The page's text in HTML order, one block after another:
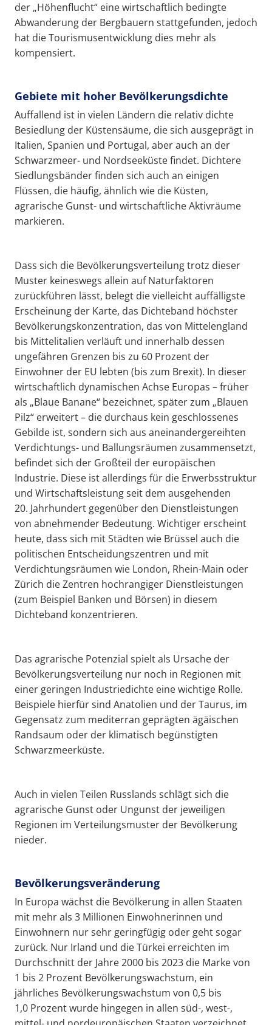
der „Höhenflucht“ eine wirtschaftlich bedingte
Abwanderung der Bergbauern stattgefunden, jedoch
hat die Tourismusentwicklung dies mehr als
kompensiert.
Gebiete mit hoher Bevölkerungsdichte
Auffallend ist in vielen Ländern die relativ dichte
Besiedlung der Küstensäume, die sich ausgeprägt in
Italien, Spanien und Portugal, aber auch an der
Schwarzmeer- und Nordseeküste findet. Dichtere
Siedlungsbänder finden sich auch an einigen
Flüssen, die häufig, ähnlich wie die Küsten,
agrarische Gunst- und wirtschaftliche Aktivräume
markieren.
Dass sich die Bevölkerungsverteilung trotz dieser
Muster keineswegs allein auf Naturfaktoren
zurückführen lässt, belegt die vielleicht auffälligste
Erscheinung der Karte, das Dichteband höchster
Bevölkerungskonzentration, das von Mittelengland
bis Mittelitalien verläuft und innerhalb dessen
ungefähren Grenzen bis zu 60 Prozent der
Einwohner der EU lebten (bis zum Brexit). In dieser
wirtschaftlich dynamischen Achse Europas – früher
als „Blaue Banane“ bezeichnet, später zum „Blauen
Pilz“ erweitert – die durchaus kein geschlossenes
Gebilde ist, sondern sich aus aneinandergereihten
Verdichtungs- und Ballungsräumen zusammensetzt,
befindet sich der Großteil der europäischen
Industrie. Diese ist allerdings für die Erwerbsstruktur
und Wirtschaftsleistung seit dem ausgehenden
20. Jahrhundert gegenüber den Dienstleistungen
von abnehmender Bedeutung. Wichtiger erscheint
heute, dass sich mit Städten wie Brüssel auch die
politischen Entscheidungszentren und mit
Verdichtungsräumen wie London, Rhein-Main oder
Zürich die Zentren hochrangiger Dienstleistungen
(zum Beispiel Banken und Börsen) in diesem
Dichteband konzentrieren.
Das agrarische Potenzial spielt als Ursache der
Bevölkerungsverteilung nur noch in Regionen mit
einer geringen Industriedichte eine wichtige Rolle.
Beispiele hierfür sind Anatolien und der Taurus, im
Gegensatz zum mediterran geprägten ägäischen
Randsaum oder der klimatisch begünstigten
Schwarzmeerküste.
Auch in vielen Teilen Russlands schlägt sich die
agrarische Gunst oder Ungunst der jeweiligen
Regionen im Verteilungsmuster der Bevölkerung
nieder.
Bevölkerungsveränderung
In Europa wächst die Bevölkerung in allen Staaten
mit mehr als 3 Millionen Einwohnerinnen und
Einwohnern nur sehr geringfügig oder geht sogar
zurück. Nur Irland und die Türkei erreichten im
Durchschnitt der Jahre 2000 bis 2023 die Marke von
1 bis 2 Prozent Bevölkerungswachstum, ein
jährliches Bevölkerungswachstum von 0,5 bis
1,0 Prozent wurde hingegen in allen süd-, west-,